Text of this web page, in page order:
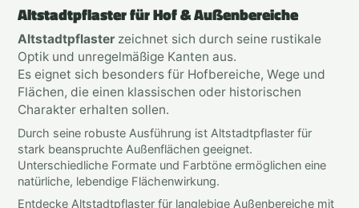
Altstadtpflaster für Hof & Außenbereiche
Altstadtpflaster zeichnet sich durch seine rustikale
Optik und unregelmäßige Kanten aus.
Es eignet sich besonders für Hofbereiche, Wege und
Flächen, die einen klassischen oder historischen
Charakter erhalten sollen.
Durch seine robuste Ausführung ist Altstadtpflaster für
stark beanspruchte Außenflächen geeignet.
Unterschiedliche Formate und Farbtöne ermöglichen eine
natürliche, lebendige Flächenwirkung.
Entdecke Altstadtpflaster für langlebige Außenbereiche mit